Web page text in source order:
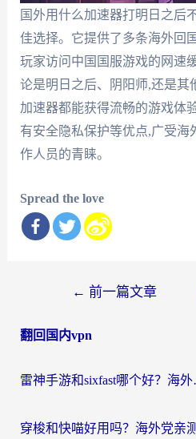
国外用什么加速器打明日之后
佳选择。它提供了多条海外回
玩家访问中国国服游戏的网速
论是明日之后、阴阳师,还是其
加速器都能获得流畅的游戏体
有安全隐私保护等优点,广受海
作人员的青睐。
Spread the love
导
← 前一篇文章
翻回国内vpn
雷神手游和